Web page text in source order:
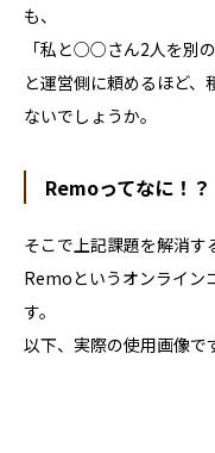
も、
「私と○○さん2人を別
と運営側に頼めるほど
ないでしょうか。
Remoってなに！？
そこで上記課題を解消す
Remoというオンライン
す。
以下、実際の使用画像で